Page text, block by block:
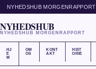
NYHEDSHUB MORGENRAPPORT
NYHEDSHUB
NYHEDSHUB MORGENRAPPORT
HJ
E
M
OM
OS
KONT
AKT
HIST
ORIE